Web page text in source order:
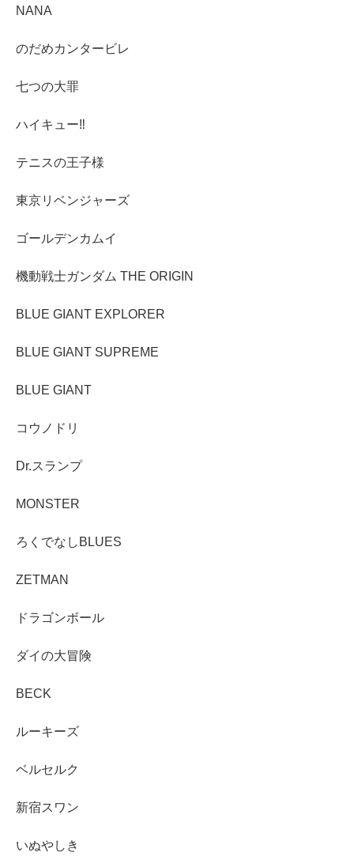
NANA
のだめカンタービレ
七つの大罪
ハイキュー‼︎
テニスの王子様
東京リベンジャーズ
ゴールデンカムイ
機動戦士ガンダム THE ORIGIN
BLUE GIANT EXPLORER
BLUE GIANT SUPREME
BLUE GIANT
コウノドリ
Dr.スランプ
MONSTER
ろくでなしBLUES
ZETMAN
ドラゴンボール
ダイの大冒険
BECK
ルーキーズ
ベルセルク
新宿スワン
いぬやしき